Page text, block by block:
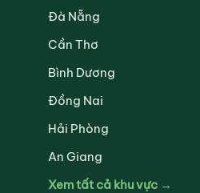
Đà Nẵng
Cần Thơ
Bình Dương
Đồng Nai
Hải Phòng
An Giang
Xem tất cả khu vực →